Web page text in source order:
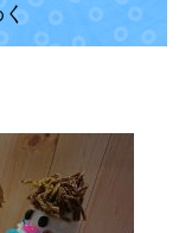
く